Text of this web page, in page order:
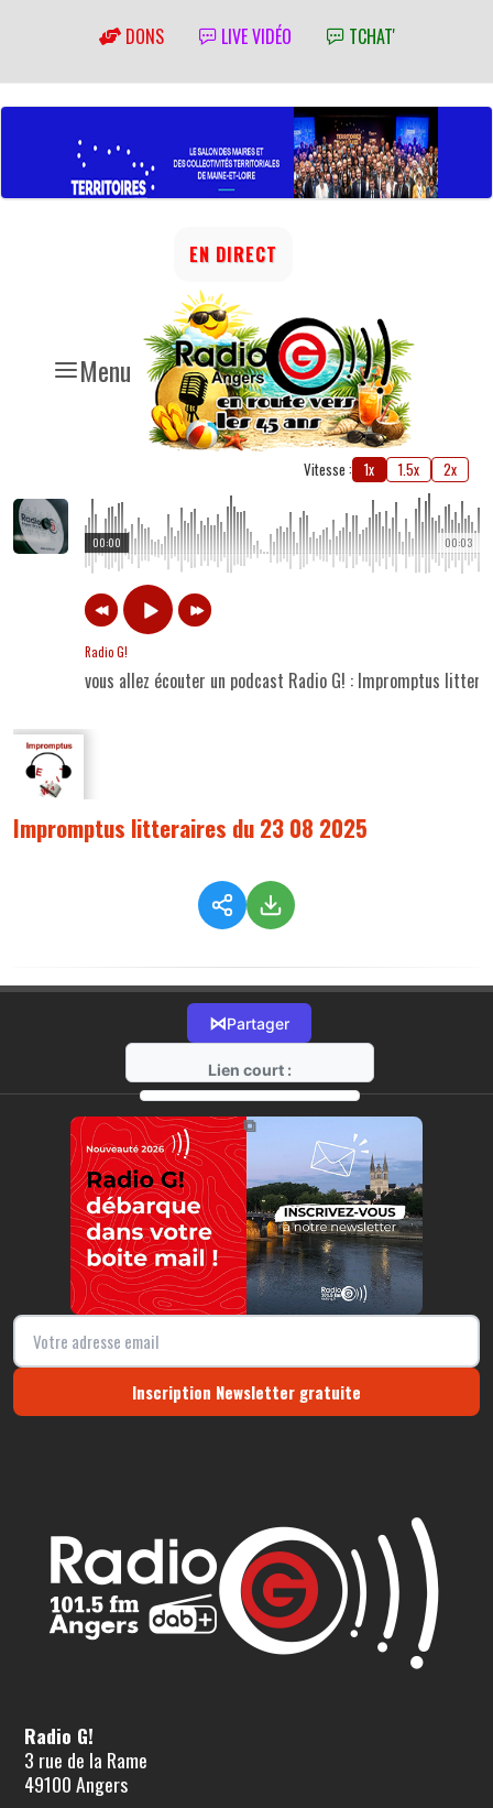
DONS LIVE VIDÉO TCHAT'
Menu
EN DIRECT
Vitesse : 1x 1.5x 2x
00:03
00:00
Radio G!
vous allez écouter un podcast Radio G! : Impromptus
Impromptus litteraires du 23 08 2025
⋈Partager
Lien court :
https://radio-g.fr?18334
⧉
Inscription Newsletter gratuite
Radio G!
3 rue de la Rame
49100 Angers